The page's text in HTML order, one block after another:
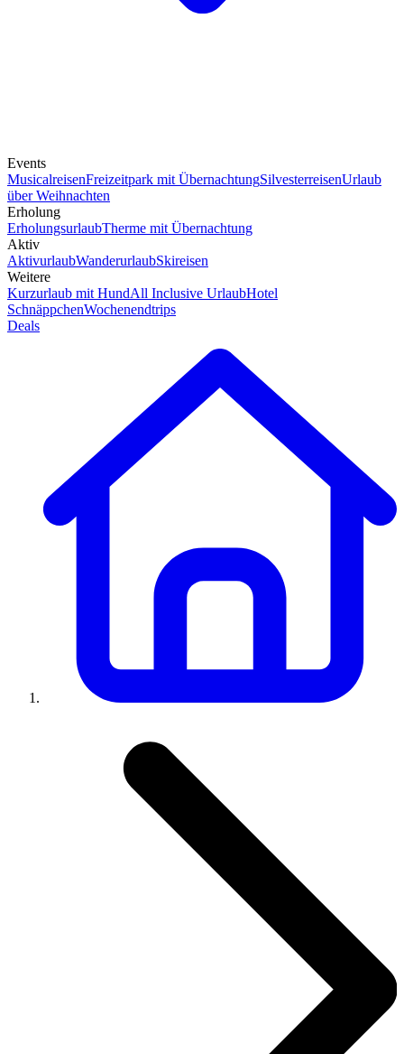
Events
MusicalreisenFreizeitpark mit ÜbernachtungSilvesterreisenUrlaub
über Weihnachten
Erholung
ErholungsurlaubTherme mit Übernachtung
Aktiv
AktivurlaubWanderurlaubSkireisen
Weitere
Kurzurlaub mit HundAll Inclusive UrlaubHotel
SchnäppchenWochenendtrips
Deals